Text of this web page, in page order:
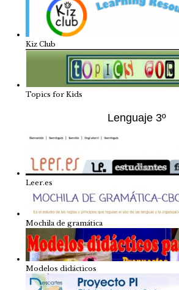
Kiz Club
Topics for Kids
Lenguaje 3º
Leer.es
Mochila de gramática
Modelos didácticos